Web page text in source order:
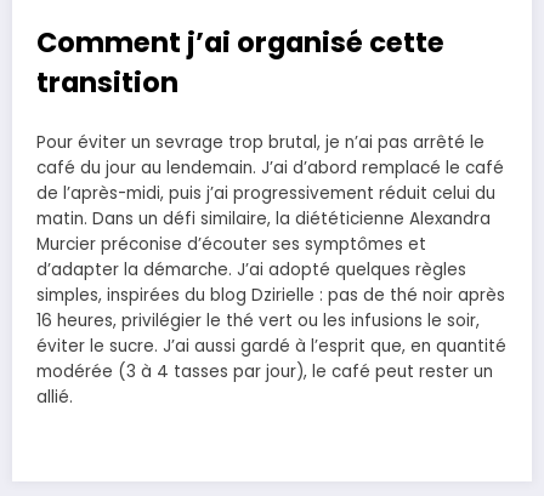
Comment j’ai organisé cette
transition
Pour éviter un sevrage trop brutal, je n’ai pas arrêté le
café du jour au lendemain. J’ai d’abord remplacé le café
de l’après-midi, puis j’ai progressivement réduit celui du
matin. Dans un défi similaire, la diététicienne Alexandra
Murcier préconise d’écouter ses symptômes et
d’adapter la démarche. J’ai adopté quelques règles
simples, inspirées du blog Dzirielle : pas de thé noir après
16 heures, privilégier le thé vert ou les infusions le soir,
éviter le sucre. J’ai aussi gardé à l’esprit que, en quantité
modérée (3 à 4 tasses par jour), le café peut rester un
allié.